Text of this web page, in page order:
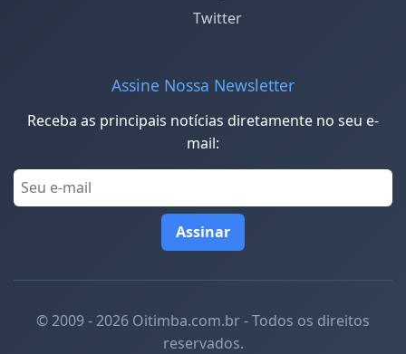
Twitter
Assine Nossa Newsletter
Receba as principais notícias diretamente no seu e-
mail:
Assinar
© 2009 - 2026 Oitimba.com.br - Todos os direitos
reservados.